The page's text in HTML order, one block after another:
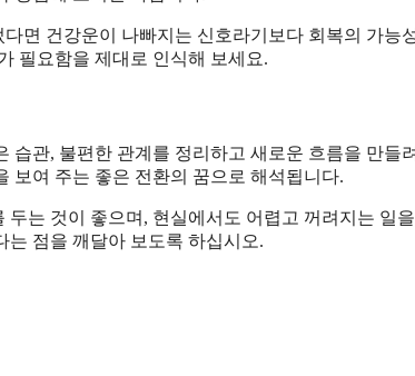
면 건강운이 나빠지는 신호라기보다 회복의 가능
필요함을 제대로 인식해 보세요.
습관, 불편한 관계를 정리하고 새로운 흐름을 만들
보여 주는 좋은 전환의 꿈으로 해석됩니다.
는 것이 좋으며, 현실에서도 어렵고 꺼려지는 일
는 점을 깨달아 보도록 하십시오.